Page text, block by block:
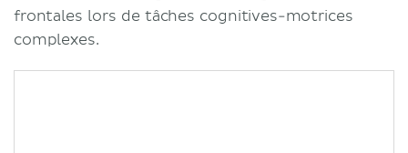
frontales lors de tâches cognitives-motrices
complexes.